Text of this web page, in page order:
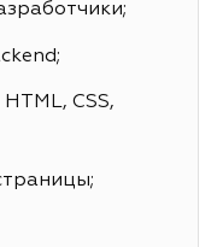
CSS,